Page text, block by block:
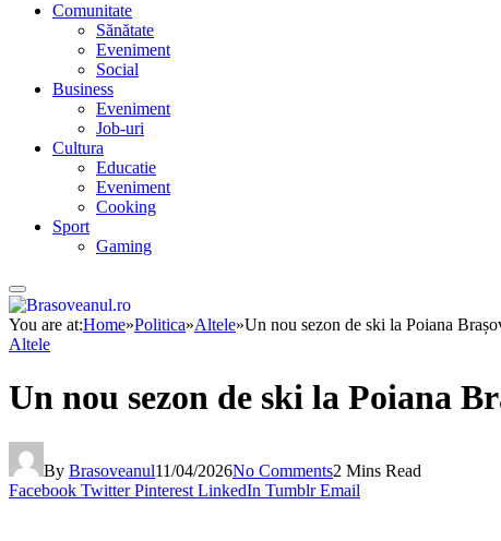
Comunitate
Sănătate
Eveniment
Social
Business
Eveniment
Job-uri
Cultura
Educatie
Eveniment
Cooking
Sport
Gaming
You are at:Home»Politica»Altele»Un nou sezon de ski la Poiana
Altele
Un nou sezon de ski la Poiana
By Brasoveanul11/04/2026No Comments2 Mins Read
Facebook Twitter Pinterest LinkedIn Tumblr Email